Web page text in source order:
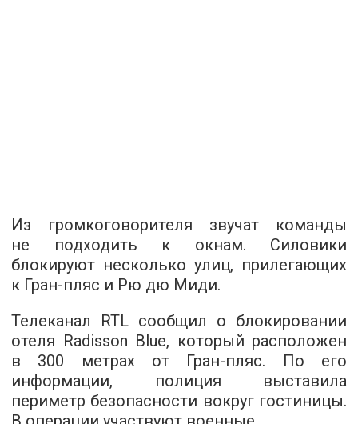
Из громкоговорителя звучат команды
не подходить к окнам. Силовики
блокируют несколько улиц, прилегающих
к Гран-пляс и Рю дю Миди.
Телеканал RTL сообщил о блокировании
отеля Radisson Blue, который расположен
в 300 метрах от Гран-пляс. По его
информации, полиция выставила
периметр безопасности вокруг гостиницы.